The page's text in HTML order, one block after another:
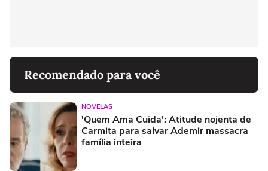
Recomendado para você
NOVELAS
'Quem Ama Cuida': Atitude nojenta de
Carmita para salvar Ademir massacra
família inteira